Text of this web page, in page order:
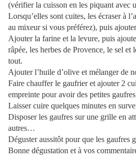
(vérifier la cuisson en les piquant avec
Lorsqu’elles sont cuites, les écraser à
au mixeur si vous préférez), puis
Ajouter la farine et la levure, puis
râpée, les herbes de Provence, le sel
tout.
Ajouter l’huile d’olive et mélanger de
Faire chauffer le gaufrier et ajouter 2
empreinte pour avoir des petites
Laisser cuire quelques minutes en
Disposer les gaufres sur une grille en
autres…
Déguster aussitôt pour que les gaufres
Bonne dégustation et à vos